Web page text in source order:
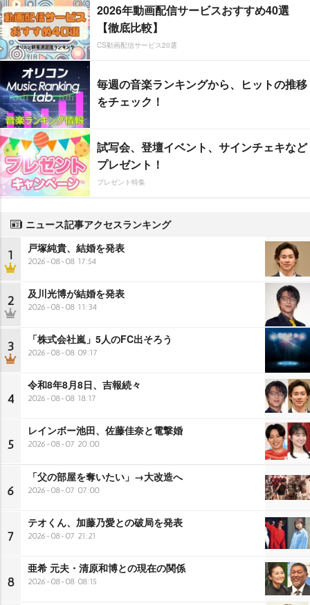
2026年動画配信サービスおすすめ40選
【徹底比較】
CS動画配信サービス20選
毎週の音楽ランキングから、ヒットの推移
をチェック！
試写会、登壇イベント、サインチェキなど
プレゼント！
プレゼント特集
ニュース記事アクセスランキング
1 戸塚純貴、結婚を発表
2026-08-08 17:54
2 及川光博が結婚を発表
2026-08-08 11:34
3 「株式会社嵐」5人のFC出そろう
2026-08-08 09:17
4
令和8年8月8日、吉報続々
2026-08-08 18:17
5
レインボー池田、佐藤佳奈と電撃婚
2026-08-07 20:00
6
「父の部屋を奪いたい」→大改造へ
2026-08-07 07:00
7
テオくん、加藤乃愛との破局を発表
2026-08-07 21:21
8
亜希 元夫・清原和博との現在の関係
2026-08-08 08:15